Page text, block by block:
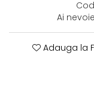
Ai
Adauga la